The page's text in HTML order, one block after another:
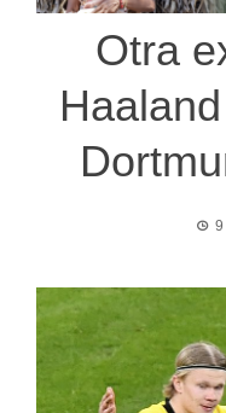
Otra
9